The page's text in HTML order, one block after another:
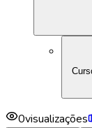
0visualizações